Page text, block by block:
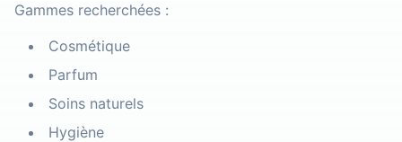
Gammes recherchées :
Cosmétique
Parfum
Soins naturels
Hygiène